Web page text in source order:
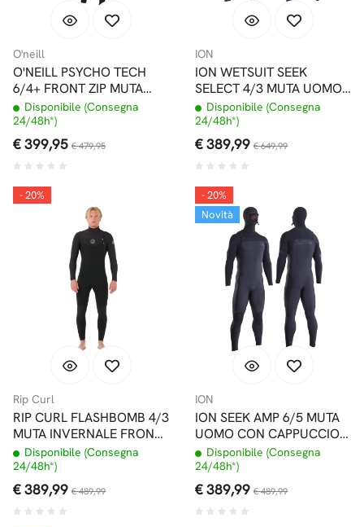
O'neill
O'NEILL PSYCHO TECH
6/4+ FRONT ZIP MUTA
INVERNALE CON
CAPPUCCIO DONNA
Disponibile (Consegna
24/48h*)
€ 399,95 € 479,95
ION
ION WETSUIT SEEK
SELECT 4/3 MUTA UOMO
FRONT ZIP BLACK
Disponibile (Consegna
24/48h*)
€ 389,99 € 649,99
- 20%
Rip Curl
RIP CURL FLASHBOMB 4/3
MUTA INVERNALE FRONT
ZIPDisponibile (Consegna
24/48h*)
€ 389,99 € 489,99
- 20%
Novità
ION
ION SEEK AMP 6/5 MUTA
UOMO CON CAPPUCCIO
FRONTZIP
Disponibile (Consegna
24/48h*)
€ 389,99 € 489,99